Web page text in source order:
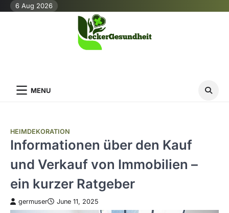
Skip6 Aug 2026
MENU
HEIMDEKORATION
Informationen über den Kauf
und Verkauf von Immobilien –
ein kurzer Ratgeber
germuser June 11, 2025